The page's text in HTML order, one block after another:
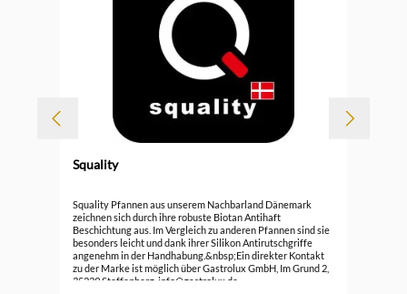
Squality
Squality Pfannen aus unserem Nachbarland Dänemark
zeichnen sich durch ihre robuste Biotan Antihaft
Beschichtung aus. Im Vergleich zu anderen Pfannen sind sie
besonders leicht und dank ihrer Silikon Antirutschgriffe
angenehm in der Handhabung.&nbsp;Ein direkter Kontakt
zu der Marke ist möglich über Gastrolux GmbH, Im Grund 2,
35239 Steffenberg, info@gastrolux.de